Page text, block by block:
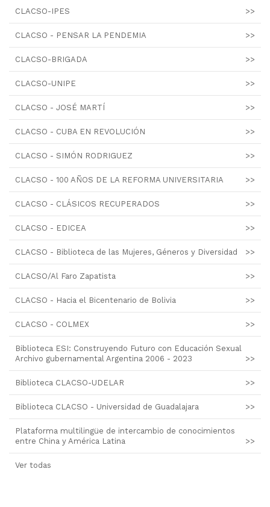
CLACSO-IPES >>
CLACSO - PENSAR LA PENDEMIA >>
CLACSO-BRIGADA >>
CLACSO-UNIPE >>
CLACSO - JOSÉ MARTÍ >>
CLACSO - CUBA EN REVOLUCIÓN >>
CLACSO - SIMÓN RODRIGUEZ >>
CLACSO - 100 AÑOS DE LA REFORMA UNIVERSITARIA >>
CLACSO - CLÁSICOS RECUPERADOS >>
CLACSO - EDICEA >>
CLACSO - Biblioteca de las Mujeres, Géneros y Diversidad >>
CLACSO/Al Faro Zapatista >>
CLACSO - Hacia el Bicentenario de Bolivia >>
CLACSO - COLMEX >>
Biblioteca ESI: Construyendo Futuro con Educación Sexual
Archivo gubernamental Argentina 2006 - 2023
>>
Biblioteca CLACSO-UDELAR >>
Biblioteca CLACSO - Universidad de Guadalajara >>
Plataforma multilingüe de intercambio de conocimientos
entre China y América Latina
>>
Ver todas